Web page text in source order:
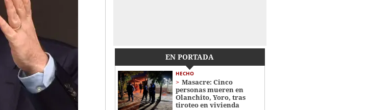
EN PORTADA
HECHO
Masacre: Cinco
personas mueren en
Olanchito, Yoro, tras
tiroteo en vivienda